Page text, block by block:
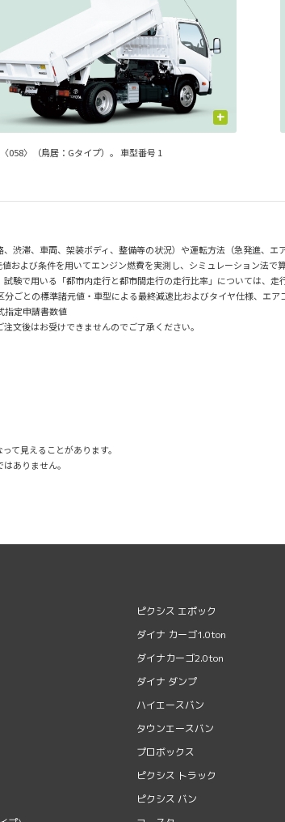
+
058〉（鳥居：Gタイプ）。 車型番号 1
渋滞、車両、架装ボディ、整備等の状況）や運転方法（急発進、エ
よび条件を用いてエンジン燃費を実測し、シミュレーション法で
験で用いる「都市内走行と都市間走行の走行比率」については、
ごとの標準諸元値・車型による最終減速比およびタイヤ仕様、エア
指定申請書数値
文後はお受けできませんのでご了承ください。
て見えることがあります。
ありません。
ピクシス エポック
ダイナ カーゴ1.0ton
ダイナカーゴ2.0ton
ダイナ ダンプ
ハイエースバン
タウンエースバン
プロボックス
ピクシス トラック
ピクシス バン